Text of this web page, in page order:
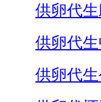
供卵代
供卵代
供卵代生